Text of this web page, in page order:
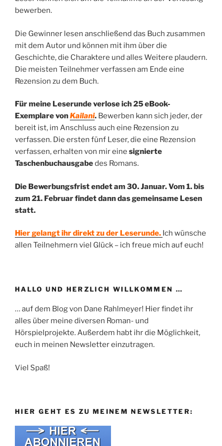
bewerben.
Die Gewinner lesen anschließend das Buch zusammen
mit dem Autor und können mit ihm über die
Geschichte, die Charaktere und alles Weitere plaudern.
Die meisten Teilnehmer verfassen am Ende eine
Rezension zu dem Buch.
Für meine Leserunde verlose ich 25 eBook-
Exemplare vonKailani. Bewerben kann sich jeder, der
bereit ist, im Anschluss auch eine Rezension zu
verfassen. Die ersten fünf Leser, die eine Rezension
verfassen, erhalten von mir eine signierte
Taschenbuchausgabedes Romans.
Die Bewerbungsfrist endet am 30. Januar. Vom 1. bis
zum 21. Februar findet dann das gemeinsame Lesen
statt.
Hier gelangt ihr direkt zu der Leserunde. Ich wünsche
allen Teilnehmern viel Glück – ich freue mich auf euch!
HALLO UND HERZLICH WILLKOMMEN …
… auf dem Blog von Dane Rahlmeyer! Hier findet ihr
alles über meine diversen Roman- und
Hörspielprojekte. Außerdem habt ihr die Möglichkeit,
euch in meinen Newsletter einzutragen.
Viel Spaß!
HIER GEHT ES ZU MEINEM NEWSLETTER: